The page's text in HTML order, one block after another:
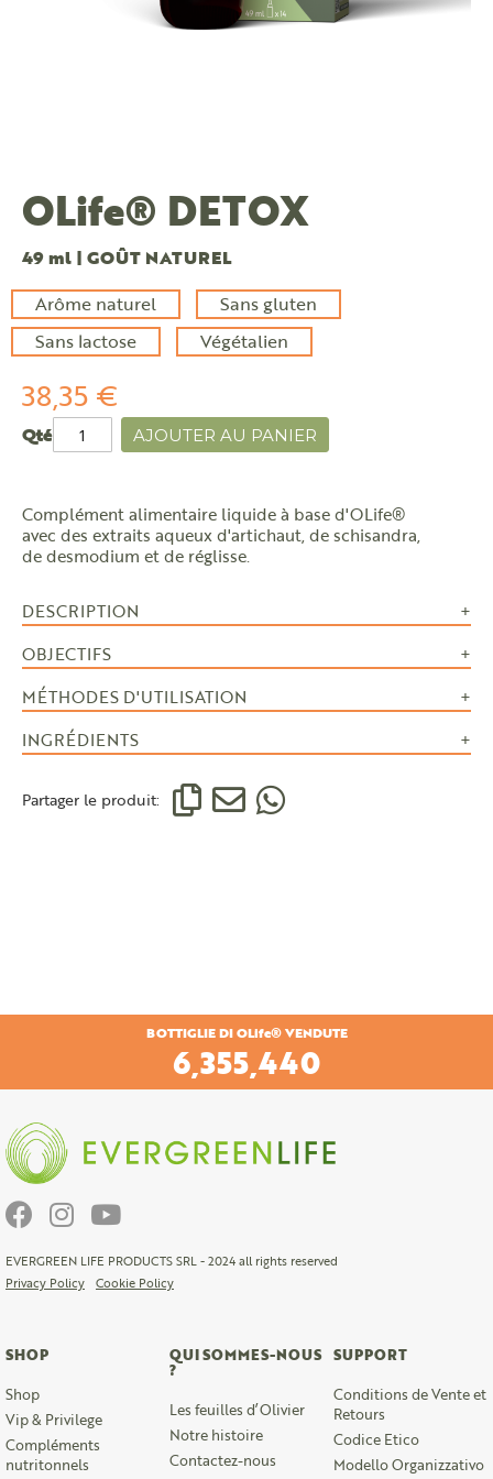
OLife® DETOX
49 ml | GOÛT NATUREL
Arôme naturel
Sans gluten
Sans lactose
Végétalien
38,35 €
Qté AJOUTER AU PANIER
Complément alimentaire liquide à base d'OLife®
avec des extraits aqueux d'artichaut, de schisandra,
de desmodium et de réglisse.
DESCRIPTION
OBJECTIFS
MÉTHODES D'UTILISATION
INGRÉDIENTS
Partager le produit:
BOTTIGLIE DI OLife® VENDUTE
6,664,320
EVERGREEN LIFE PRODUCTS SRL - 2024 all rights reserved
Privacy Policy
Cookie Policy
SHOP
Shop
Vip & Privilege
Compléments
nutritonnels
QUI SOMMES-NOUS
?
Les feuilles d’Olivier
Notre histoire
Contactez-nous
SUPPORT
Conditions de Vente et
Retours
Codice Etico
Modello Organizzativo